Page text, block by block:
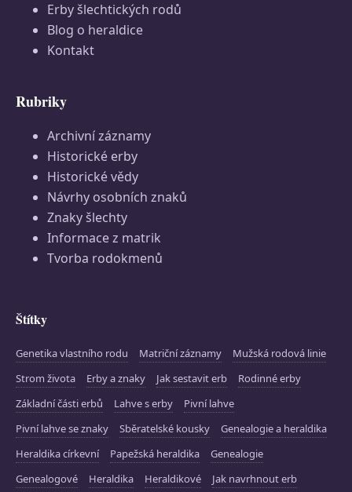
Erby šlechtických rodů
Blog o heraldice
Kontakt
Rubriky
Archivní záznamy
Historické erby
Historické vědy
Návrhy osobních znaků
Znaky šlechty
Informace z matrik
Tvorba rodokmenů
Štítky
Genetika vlastního rodu Matriční záznamy
Mužská rodová linie
Strom života
Erby a znaky Jak sestavit erb
Rodinné erby
Základní části erbů
Lahve s erby
Pivní lahve
Pivní lahve se znaky
Sběratelské kousky
Genealogie a heraldika
Heraldika církevní
Papežská heraldika
Genealogie
Genealogové
Heraldika Heraldikové Jak navrhnout erb